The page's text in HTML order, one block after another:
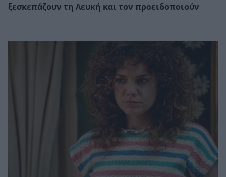
ξεσκεπάζουν τη Λευκή και τον προειδοποιούν